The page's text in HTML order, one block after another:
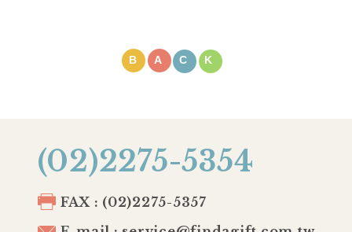
BACK
(02)2275-5354
FAX : (02)2275-5357